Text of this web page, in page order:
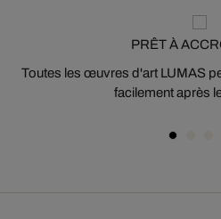
PRÊT À
Toutes les œuvres d'art LUMAS
facilement après